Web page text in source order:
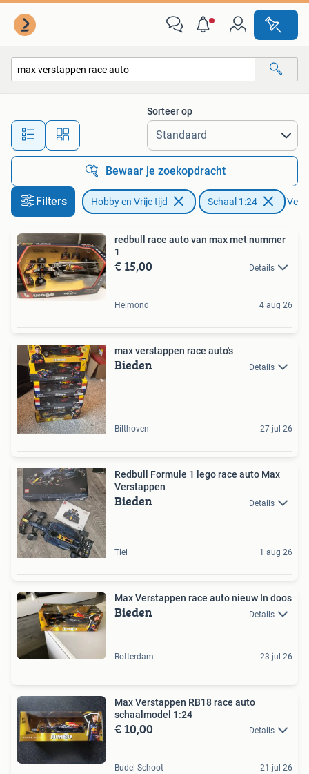
Alle afstanden…
Sorteer op
Bewaar je zoekopdracht
Filters Hobby en Vrije tijd Schaal 1:24
redbull race auto van max met nummer
1
€ 15,00 Details
Helmond 4 aug 26
max verstappen race auto's
Bieden Details
Bilthoven 27 jul 26
Redbull Formule 1 lego race auto Max
Verstappen
Bieden Details
Tiel 1 aug 26
Max Verstappen race auto nieuw In doos
Bieden Details
Rotterdam 23 jul 26
Max Verstappen RB18 race auto
schaalmodel 1:24
€ 10,00 Details
Budel-Schoot 21 jul 26